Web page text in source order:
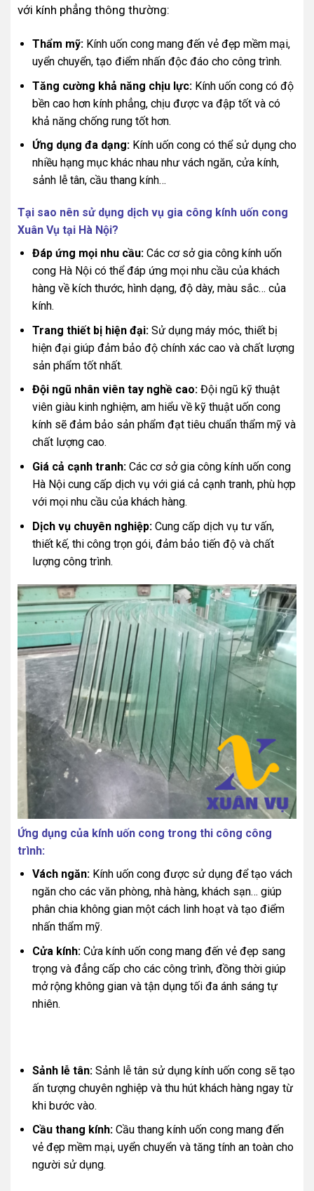
với kính phẳng thông thường:
Thẩm mỹ:Kính uốn cong mang đến vẻ đẹp mềm mại,
uyển chuyển, tạo điểm nhấn độc đáo cho công trình.
Tăng cường khả năng chịu lực:Kính uốn cong có độ
bền cao hơn kính phẳng, chịu được va đập tốt và có
khả năng chống rung tốt hơn.
Ứng dụng đa dạng:Kính uốn cong có thể sử dụng cho
nhiều hạng mục khác nhau như vách ngăn, cửa kính,
sảnh lễ tân, cầu thang kính…
Tại sao nên sử dụng dịch vụ gia công kính uốn cong
Xuân Vụ tại Hà Nội?
Đáp ứng mọi nhu cầu:Các cơ sở gia công kính uốn
cong Hà Nội có thể đáp ứng mọi nhu cầu của khách
hàng về kích thước, hình dạng, độ dày, màu sắc… của
kính.
Trang thiết bị hiện đại:Sử dụng máy móc, thiết bị
hiện đại giúp đảm bảo độ chính xác cao và chất lượng
sản phẩm tốt nhất.
Đội ngũ nhân viên tay nghề cao:Đội ngũ kỹ thuật
viên giàu kinh nghiệm, am hiểu về kỹ thuật uốn cong
kính sẽ đảm bảo sản phẩm đạt tiêu chuẩn thẩm mỹ và
chất lượng cao.
Giá cả cạnh tranh:Các cơ sở gia công kính uốn cong
Hà Nội cung cấp dịch vụ với giá cả cạnh tranh, phù hợp
với mọi nhu cầu của khách hàng.
Dịch vụ chuyên nghiệp:Cung cấp dịch vụ tư vấn,
thiết kế, thi công trọn gói, đảm bảo tiến độ và chất
lượng công trình.
Ứng dụng của kính uốn cong trong thi công công
trình:
Vách ngăn:Kính uốn cong được sử dụng để tạo vách
ngăn cho các văn phòng, nhà hàng, khách sạn… giúp
phân chia không gian một cách linh hoạt và tạo điểm
nhấn thẩm mỹ.
Cửa kính:Cửa kính uốn cong mang đến vẻ đẹp sang
trọng và đẳng cấp cho các công trình, đồng thời giúp
mở rộng không gian và tận dụng tối đa ánh sáng tự
nhiên.
Sảnh lễ tân:Sảnh lễ tân sử dụng kính uốn cong sẽ tạo
ấn tượng chuyên nghiệp và thu hút khách hàng ngay từ
khi bước vào.
Cầu thang kính:Cầu thang kính uốn cong mang đến
vẻ đẹp mềm mại, uyển chuyển và tăng tính an toàn cho
người sử dụng.